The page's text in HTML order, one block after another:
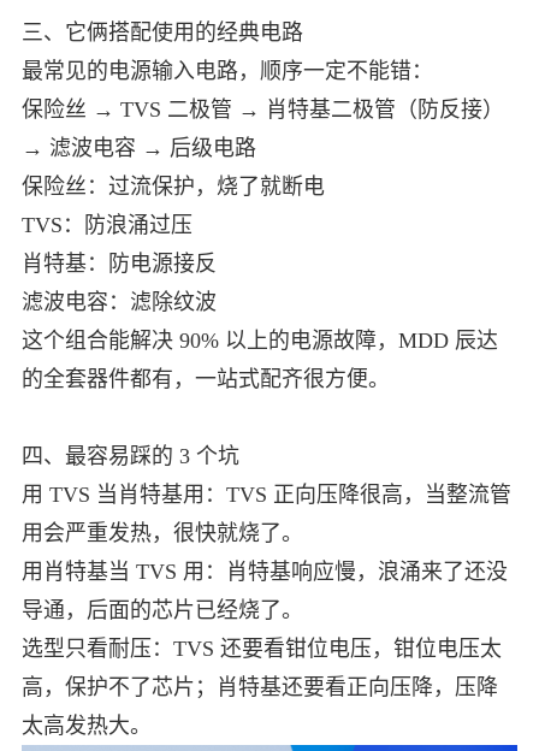
三、它俩搭配使用的经典电路
最常见的电源输入电路，顺序一定不能错：
保险丝 → TVS 二极管 → 肖特基二极管（防反接）
→ 滤波电容 → 后级电路
保险丝：过流保护，烧了就断电
TVS：防浪涌过压
肖特基：防电源接反
滤波电容：滤除纹波
这个组合能解决 90% 以上的电源故障，MDD 辰达
的全套器件都有，一站式配齐很方便。
四、最容易踩的 3 个坑
用 TVS 当肖特基用：TVS 正向压降很高，当整流管
用会严重发热，很快就烧了。
用肖特基当 TVS 用：肖特基响应慢，浪涌来了还没
导通，后面的芯片已经烧了。
选型只看耐压：TVS 还要看钳位电压，钳位电压太
高，保护不了芯片；肖特基还要看正向压降，压降
太高发热大。